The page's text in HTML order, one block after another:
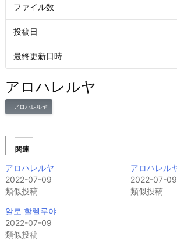
ファイル数
投稿日
最終更新日時
アロハレルヤ
アロハレルヤ
関連
アロハレルヤ
2022-07-09
類似投稿
アロハレル
2022-07-09
類似投稿
알로 할렐루야
2022-07-09
類似投稿